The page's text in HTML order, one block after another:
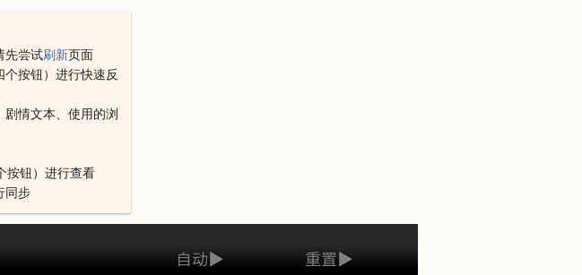
先尝试刷新页面
按钮）进行快速反
情文本、使用的浏
按钮）进行查看
同步